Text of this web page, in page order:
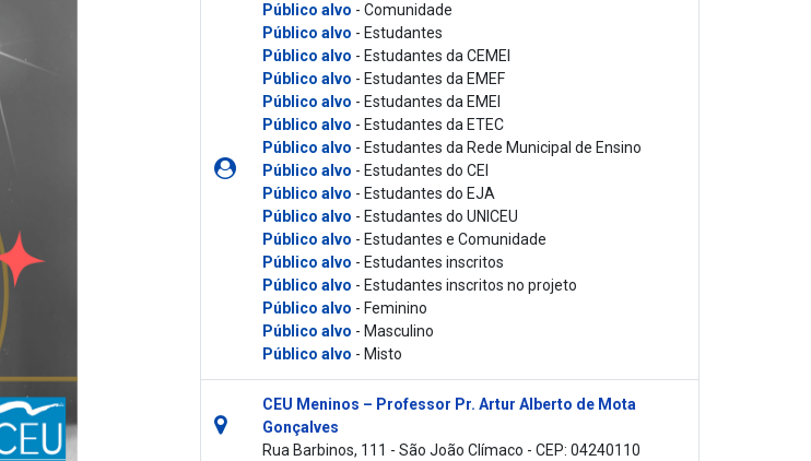
Público alvo - Comunidade
Público alvo - Estudantes
Público alvo - Estudantes da CEMEI
Público alvo - Estudantes da EMEF
Público alvo - Estudantes da EMEI
Público alvo - Estudantes da ETEC
Público alvo - Estudantes da Rede Municipal de Ensino
Público alvo - Estudantes do CEI
Público alvo - Estudantes do EJA
Público alvo - Estudantes do UNICEU
Público alvo - Estudantes e Comunidade
Público alvo - Estudantes inscritos
Público alvo - Estudantes inscritos no projeto
Público alvo - Feminino
Público alvo - Masculino
Público alvo - Misto
CEU Meninos – Professor Pr. Artur Alberto de Mota
Gonçalves
Rua Barbinos, 111 - São João Clímaco - CEP: 04240110